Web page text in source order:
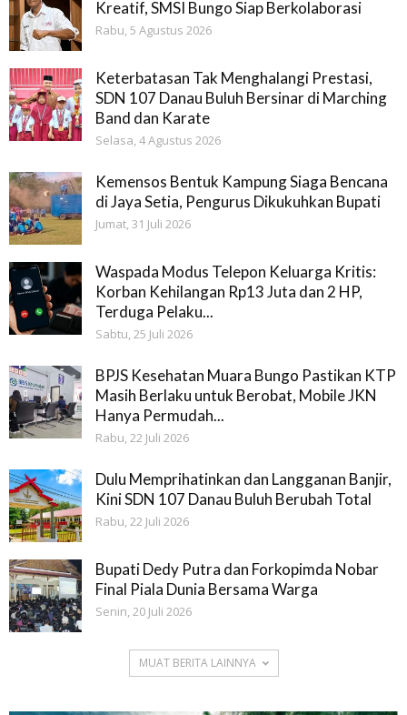
Kreatif, SMSI Bungo Siap Berkolaborasi
Rabu, 5 Agustus 2026
Keterbatasan Tak Menghalangi Prestasi,
SDN 107 Danau Buluh Bersinar di Marching
Band dan Karate
Selasa, 4 Agustus 2026
Kemensos Bentuk Kampung Siaga Bencana
di Jaya Setia, Pengurus Dikukuhkan Bupati
Jumat, 31 Juli 2026
Waspada Modus Telepon Keluarga Kritis:
Korban Kehilangan Rp13 Juta dan 2 HP,
Terduga Pelaku...
Sabtu, 25 Juli 2026
BPJS Kesehatan Muara Bungo Pastikan KTP
Masih Berlaku untuk Berobat, Mobile JKN
Hanya Permudah...
Rabu, 22 Juli 2026
Dulu Memprihatinkan dan Langganan Banjir,
Kini SDN 107 Danau Buluh Berubah Total
Rabu, 22 Juli 2026
Bupati Dedy Putra dan Forkopimda Nobar
Final Piala Dunia Bersama Warga
Senin, 20 Juli 2026
MUAT BERITA LAINNYA